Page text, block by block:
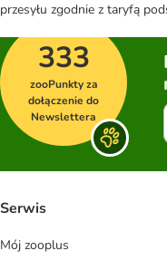
przesyłu zgodnie z taryfą
333
zooPunkty za
dołączenie do
Newslettera
Serwis
Mój zooplus